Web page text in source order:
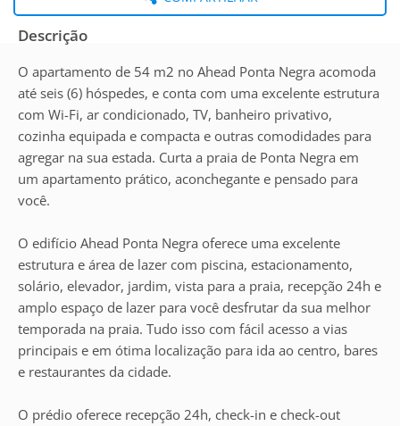
Descrição
O apartamento de 54 m2 no Ahead Ponta Negra acomoda
até seis (6) hóspedes, e conta com uma excelente estrutura
com Wi-Fi, ar condicionado, TV, banheiro privativo,
cozinha equipada e compacta e outras comodidades para
agregar na sua estada. Curta a praia de Ponta Negra em
um apartamento prático, aconchegante e pensado para
você.
O edifício Ahead Ponta Negra oferece uma excelente
estrutura e área de lazer com piscina, estacionamento,
solário, elevador, jardim, vista para a praia, recepção 24h e
amplo espaço de lazer para você desfrutar da sua melhor
temporada na praia. Tudo isso com fácil acesso a vias
principais e em ótima localização para ida ao centro, bares
e restaurantes da cidade.
O prédio oferece recepção 24h, check-in e check-out